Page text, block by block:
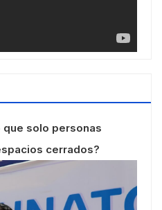
que solo personas
cerrados?